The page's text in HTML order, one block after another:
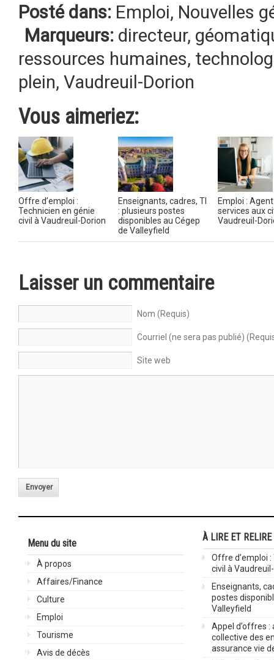
Posté dans: Emploi, Nouvelles
Marqueurs: directeur,
ressources humaines,
plein, Vaudreuil-Dorion
Vous aimeriez:
Offre d’emploi :
Technicien en génie
civil à Vaudreuil-Dorion
Enseignants, cadres, TI
: plusieurs postes
disponibles au Cégep
de Valleyfield
Emploi :
services aux
Vaudreuil-
Laisser un commentaire
Nom (Requis)
Courriel (ne sera pas publié)
Site web
Envoyer
Menu du site
À propos
Affaires/Finance
Culture
Emploi
Tourisme
Avis de décès
À LIRE ET RELIRE
Offre d’emploi
civil à
Enseignants,
postes
Valleyfield
Appel d’offres :
collective des
assurance vie